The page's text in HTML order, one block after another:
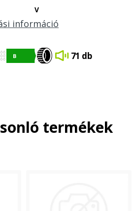
V
információ
71 db
termékek